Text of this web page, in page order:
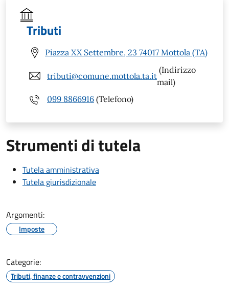
Tributi
Piazza XX Settembre, 23 74017 Mottola (TA)
tributi@comune.mottola.ta.it
(Indirizzo
mail)
099 8866916 (Telefono)
Strumenti di tutela
Tutela amministrativa
Tutela giurisdizionale
Argomenti:
Imposte
Categorie:
Tributi, finanze e contravvenzioni